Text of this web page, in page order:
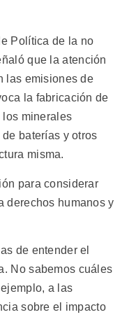
Política de la no
que la atención
las emisiones de
la fabricación de
los minerales
baterías y otros
misma.
para considerar
derechos humanos y
de entender el
No sabemos cuáles
a las
sobre el impacto